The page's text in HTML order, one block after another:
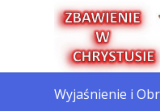
Wyjaśnienie i